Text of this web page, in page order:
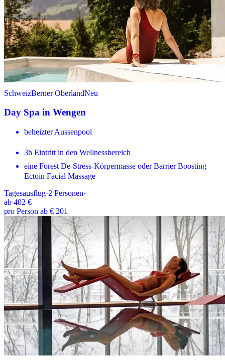
SchweizBerner OberlandNeu
Day Spa in Wengen
beheizter Aussenpool
3h Eintritt in den Wellnessbereich
eine Forest De-Stress-Körpermasse oder Barrier Boosting
Ectoin Facial Massage
Tagesausflug·2 Personen·
ab 402 €
pro Person ab € 201